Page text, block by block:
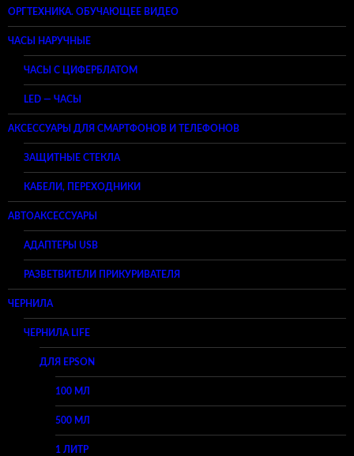
ОРГТЕХНИКА. ОБУЧАЮЩЕЕ ВИДЕО
ЧАСЫ НАРУЧНЫЕ
ЧАСЫ С ЦИФЕРБЛАТОМ
LED — ЧАСЫ
АКСЕССУАРЫ ДЛЯ СМАРТФОНОВ И ТЕЛЕФОНОВ
ЗАЩИТНЫЕ СТЕКЛА
КАБЕЛИ, ПЕРЕХОДНИКИ
АВТОАКСЕССУАРЫ
АДАПТЕРЫ USB
РАЗВЕТВИТЕЛИ ПРИКУРИВАТЕЛЯ
ЧЕРНИЛА
ЧЕРНИЛА LIFE
ДЛЯ EPSON
100 МЛ
500 МЛ
1 ЛИТР